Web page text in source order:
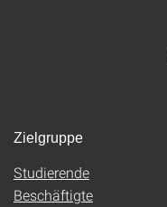
Zielgruppe
Studierende
Beschäftigte